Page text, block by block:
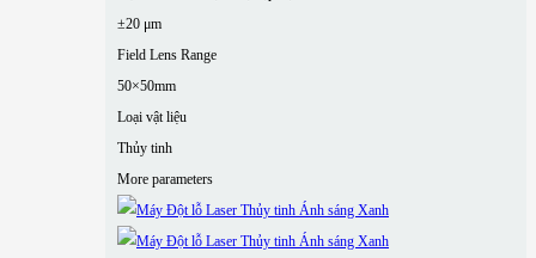
±20 μm
Field Lens Range
50×50mm
Loại vật liệu
Thủy tinh
More parameters